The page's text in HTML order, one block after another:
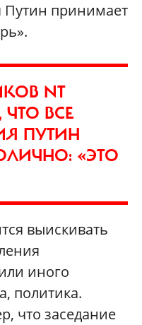
принимает
NT
ВСЕ
ПУТИН
«ЭТО
выискивать
иного
политика.
что заседание